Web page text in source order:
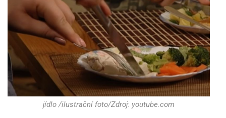
jídlo /ilustrační foto/Zdroj: youtube.com